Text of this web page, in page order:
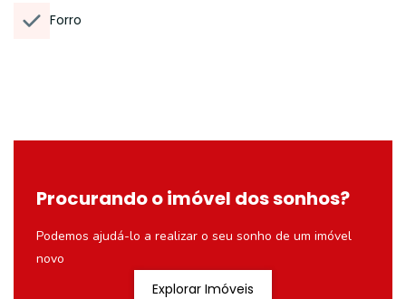
Forro
Procurando o imóvel dos sonhos?
Podemos ajudá-lo a realizar o seu sonho de um imóvel
novo
Explorar Imóveis